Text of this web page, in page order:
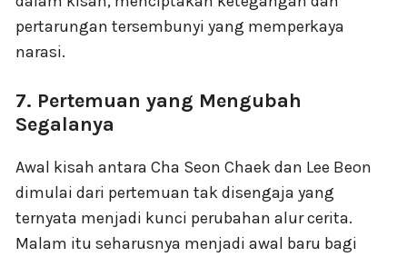
pertarungan tersembunyi yang memperkaya
narasi.
7. Pertemuan yang Mengubah
Segalanya
Awal kisah antara Cha Seon Chaek dan Lee Beon
dimulai dari pertemuan tak disengaja yang
ternyata menjadi kunci perubahan alur cerita.
Malam itu seharusnya menjadi awal baru bagi